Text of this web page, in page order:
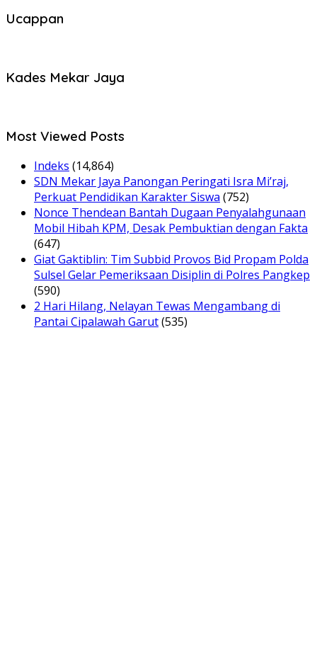
Ucappan
Kades Mekar Jaya
Most Viewed Posts
Indeks (14,864)
SDN Mekar Jaya Panongan Peringati Isra Mi’raj,
Perkuat Pendidikan Karakter Siswa (752)
Nonce Thendean Bantah Dugaan Penyalahgunaan
Mobil Hibah KPM, Desak Pembuktian dengan Fakta
(647)
Giat Gaktiblin: Tim Subbid Provos Bid Propam Polda
Sulsel Gelar Pemeriksaan Disiplin di Polres Pangkep
(590)
2 Hari Hilang, Nelayan Tewas Mengambang di
Pantai Cipalawah Garut(535)